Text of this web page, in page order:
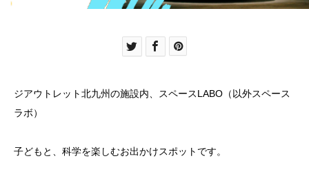
ジアウトレット北九州の施設内、スペースLABO（以外スペース
ラボ）
子どもと、科学を楽しむお出かけスポットです。